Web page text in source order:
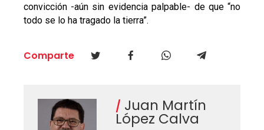
convicción -aún sin evidencia palpable- de que “no
todo se lo ha tragado la tierra”.
Comparte
Juan Martín
López Calva